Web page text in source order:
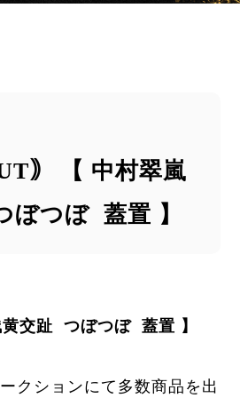
｠ 【 中村翠嵐
ぼつぼ 蓋置 】
黄交趾 つぼつぼ 蓋置 】
クションにて多数商品を出